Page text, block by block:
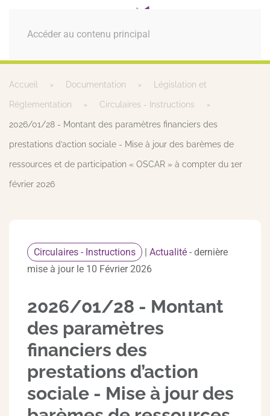
Accéder au contenu principal
MENU
Accueil Documentation Législation et
Réglementation Circulaires - Instructions
2026/01/28 - Montant des paramètres financiers des
prestations d’action sociale - Mise à jour des barèmes de
ressources et de participation « OSCAR » à compter du 1er
février 2026
Circulaires - Instructions | Actualité - dernière
mise à jour le 10 Février 2026
2026/01/28 - Montant
des paramètres
financiers des
prestations d’action
sociale - Mise à jour des